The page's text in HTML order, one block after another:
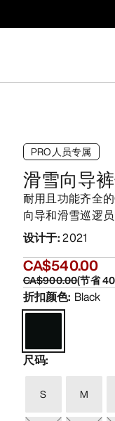
PRO人员专属
滑雪向导
耐用且功能齐全
向导和滑雪巡逻员
设计于:2021
CA$540.00
CA$900.00(节省40
折扣颜色: Black
尺码:
S M